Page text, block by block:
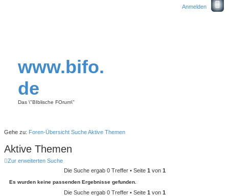
Anmelden
www.bifo.
de
Das \"BIblische FOrum\"
Gehe zu: Foren-Übersicht SucheAktive Themen
Aktive Themen
Zur erweiterten Suche
Die Suche ergab 0 Treffer • Seite 1 von 1
Es wurden keine passenden Ergebnisse gefunden.
Die Suche ergab 0 Treffer • Seite 1 von 1